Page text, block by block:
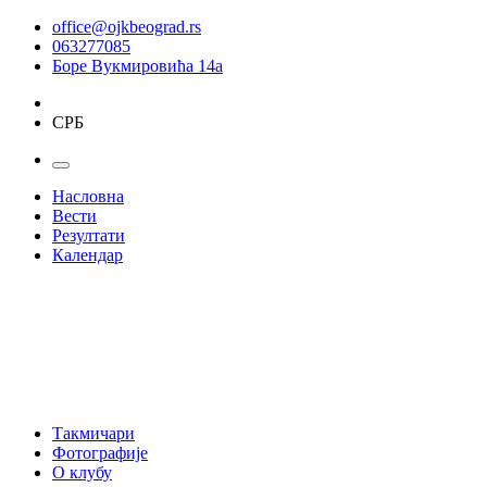
office@ojkbeograd.rs
063277085
Боре Вукмировића 14а
СРБ
Насловна
Вести
Резултати
Календар
Такмичари
Фотографије
О клубу